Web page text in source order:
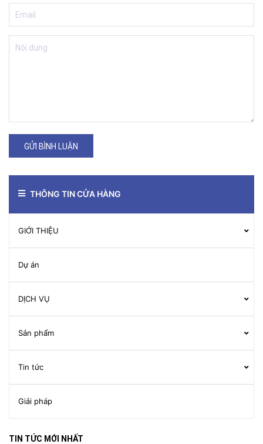
THÔNG TIN CỬA HÀNG
GIỚI THIỆU
Dự án
DỊCH VỤ
Sản phẩm
Tin tức
Giải pháp
TIN TỨC MỚI NHẤT
GỬI BÌNH LUẬN